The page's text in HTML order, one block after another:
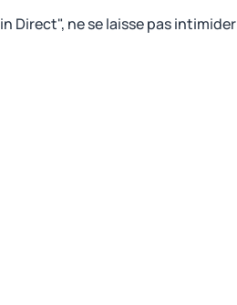
Direct", ne se laisse pas intimider